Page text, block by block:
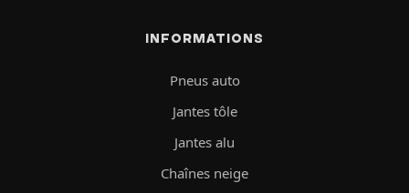
INFORMATIONS
Pneus auto
Jantes tôle
Jantes alu
Chaînes neige